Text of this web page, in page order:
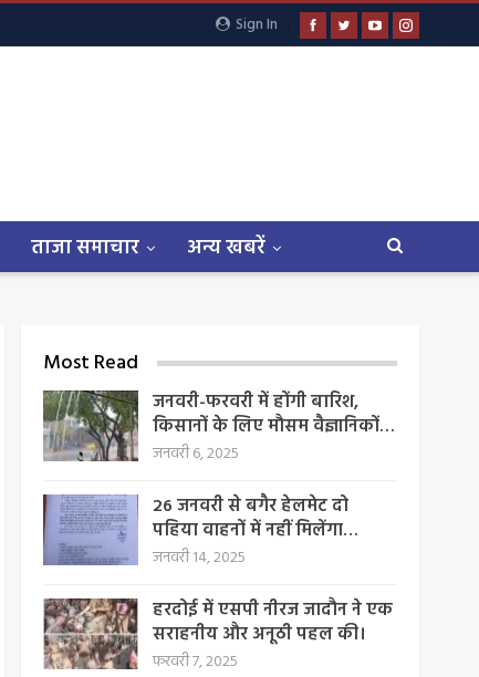
Sign In
ताजा समाचार अन्य खबरें
Most Read
जनवरी-फरवरी में होंगी बारिश,
किसानों के लिए मौसम वैज्ञानिकों…
जनवरी 6, 2025
26 जनवरी से बगैर हेलमेट दो
पहिया वाहनों में नहीं मिलेंगा…
जनवरी 14, 2025
हरदोई में एसपी नीरज जादौन ने एक
सराहनीय और अनूठी पहल की।
फरवरी 7, 2025